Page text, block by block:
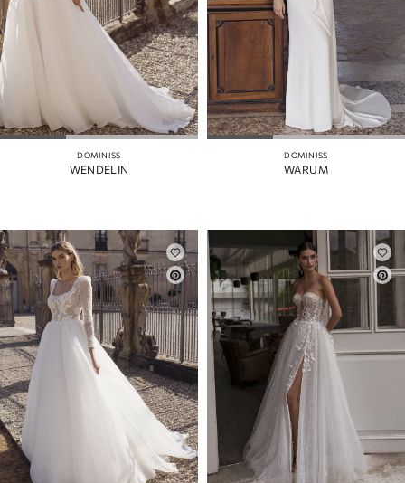
DOMINISS
WENDELIN
DOMINISS
WARUM